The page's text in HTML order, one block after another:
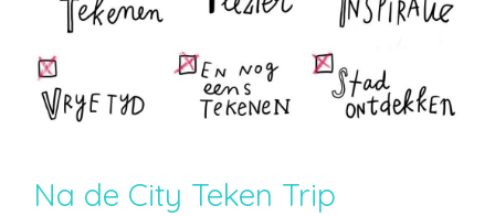
Na de City Teken Trip